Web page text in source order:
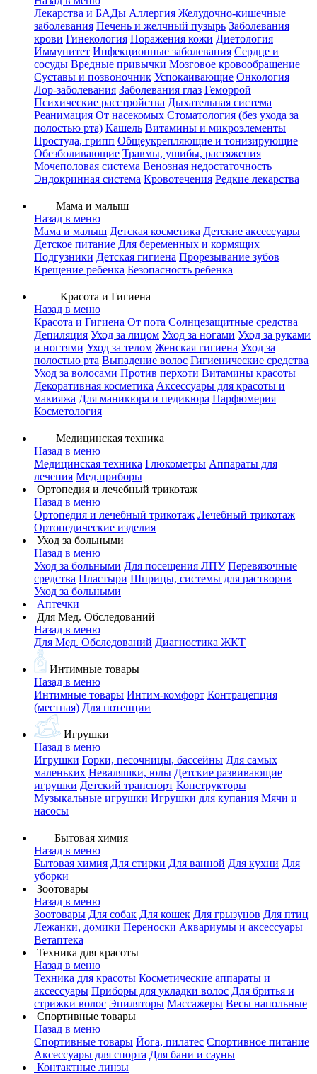
Лекарства и БАДы Аллергия Желудочно-кишечные
заболевания Печень и желчный пузырь Заболевания
крови Гинекология Поражения кожи Диетология
Иммунитет Инфекционные заболевания Сердце и
сосуды Вредные привычки Мозговое кровообращение
Суставы и позвоночник Успокаивающие Онкология
Лор-заболевания Заболевания глаз Геморрой
Психические расстройства Дыхательная система
Реанимация От насекомых Стоматология (без ухода за
полостью рта) Кашель Витамины и микроэлементы
Простуда, грипп Общеукрепляющие и тонизирующие
Обезболивающие Травмы, ушибы, растяжения
Мочеполовая система Венозная недостаточность
Эндокринная система Кровотечения Редкие лекарства
Мама и малыш
Назад в меню
Мама и малыш Детская косметика Детские аксессуары
Детское питание Для беременных и кормящих
Подгузники Детская гигиена Прорезывание зубов
Крещение ребенка Безопасность ребенка
Красота и Гигиена
Назад в меню
Красота и Гигиена От пота Солнцезащитные средства
Депиляция Уход за лицом Уход за ногами Уход за руками
и ногтями Уход за телом Женская гигиена Уход за
полостью рта Выпадение волос Гигиенические средства
Уход за волосами Против перхоти Витамины красоты
Декоративная косметика Аксессуары для красоты и
макияжа Для маникюра и педикюра Парфюмерия
Косметология
Медицинская техника
Назад в меню
Медицинская техника Глюкометры Аппараты для
лечения Мед.приборы
Ортопедия и лечебный трикотаж
Назад в меню
Ортопедия и лечебный трикотаж Лечебный трикотаж
Ортопедические изделия
Уход за больными
Назад в меню
Уход за больными Для посещения ЛПУ Перевязочные
средства Пластыри Шприцы, системы для растворов
Уход за больными
Аптечки
Для Мед. Обследований
Назад в меню
Для Мед. Обследований Диагностика ЖКТ
Интимные товары
Назад в меню
Интимные товары Интим-комфорт Контрацепция
(местная) Для потенции
Игрушки
Назад в меню
Игрушки Горки, песочницы, бассейны Для самых
маленьких Неваляшки, юлы Детские развивающие
игрушки Детский транспорт Конструкторы
Музыкальные игрушки Игрушки для купания Мячи и
насосы
Бытовая химия
Назад в меню
Бытовая химия Для стирки Для ванной Для кухни Для
уборки
Зоотовары
Назад в меню
Зоотовары Для собак Для кошек Для грызунов Для птиц
Лежанки, домики Переноски Аквариумы и аксессуары
Ветаптека
Техника для красоты
Назад в меню
Техника для красоты Косметические аппараты и
аксессуары Приборы для укладки волос Для бритья и
стрижки волос Эпиляторы Массажеры Весы напольные
Спортивные товары
Назад в меню
Спортивные товары Йога, пилатес Спортивное питание
Аксессуары для спорта Для бани и сауны
Контактные линзы